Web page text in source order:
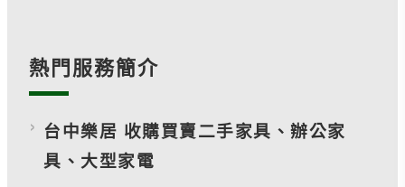
熱門服務簡介
台中樂居 收購買賣二手家具、辦公家
具、大型家電